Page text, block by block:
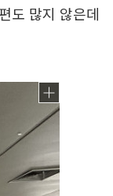
도 많지 않은데